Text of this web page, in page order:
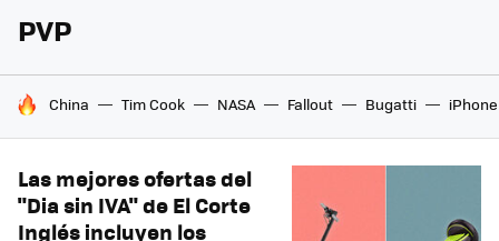
PVP
HOY SE HABLA DE
China Tim Cook NASA Fallout Bugatti iPhone
Las mejores ofertas del
"Dia sin IVA" de El Corte
Inglés incluyen los